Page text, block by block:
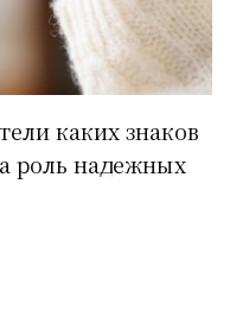
каких знаков
роль надежных